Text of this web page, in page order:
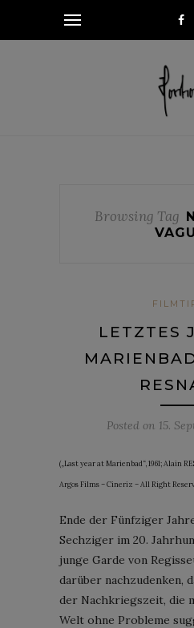
Browsing Tag
LETZTES
Posted on 15.
(„Last year at Marienbad“, 1961; Alain
Argos Films – Cineriz – All Right
Ende der Fünfziger
Sechziger im 20.
junge Garde von
darüber nachzudenken,
der Nachkriegszeit, die
Welt ohne Probleme